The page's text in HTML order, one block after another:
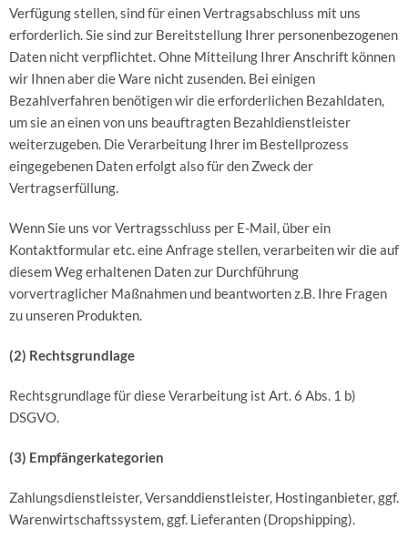
Verfügung stellen, sind für einen Vertragsabschluss mit uns
erforderlich. Sie sind zur Bereitstellung Ihrer personenbezogenen
Daten nicht verpflichtet. Ohne Mitteilung Ihrer Anschrift können
wir Ihnen aber die Ware nicht zusenden. Bei einigen
Bezahlverfahren benötigen wir die erforderlichen Bezahldaten,
um sie an einen von uns beauftragten Bezahldienstleister
weiterzugeben. Die Verarbeitung Ihrer im Bestellprozess
eingegebenen Daten erfolgt also für den Zweck der
Vertragserfüllung.
Wenn Sie uns vor Vertragsschluss per E-Mail, über ein
Kontaktformular etc. eine Anfrage stellen, verarbeiten wir die auf
diesem Weg erhaltenen Daten zur Durchführung
vorvertraglicher Maßnahmen und beantworten z.B. Ihre Fragen
zu unseren Produkten.
(2) Rechtsgrundlage
Rechtsgrundlage für diese Verarbeitung ist Art. 6 Abs. 1 b)
DSGVO.
(3) Empfängerkategorien
Zahlungsdienstleister, Versanddienstleister, Hostinganbieter, ggf.
Warenwirtschaftssystem, ggf. Lieferanten (Dropshipping).